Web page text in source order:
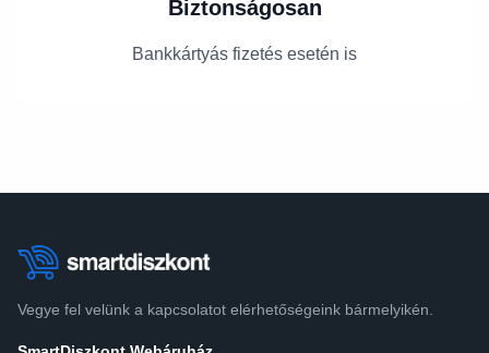
Biztonságosan
Bankkártyás fizetés esetén is
Vegye fel velünk a kapcsolatot elérhetőségeink bármelyikén.